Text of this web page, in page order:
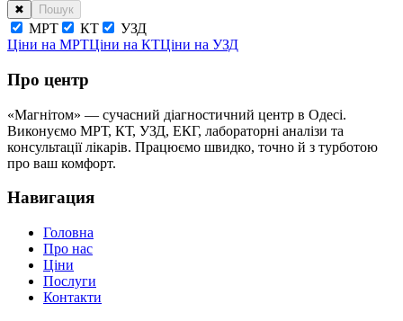
✖ Пошук
МРТ КТ
УЗД
Ціни на МРТЦіни на КТЦіни на УЗД
Про центр
«Магнітом» — сучасний діагностичний центр в Одесі.
Виконуємо МРТ, КТ, УЗД, ЕКГ, лабораторні аналізи та
консультації лікарів. Працюємо швидко, точно й з турботою
про ваш комфорт.
Навигация
Головна
Про нас
Ціни
Послуги
Контакти